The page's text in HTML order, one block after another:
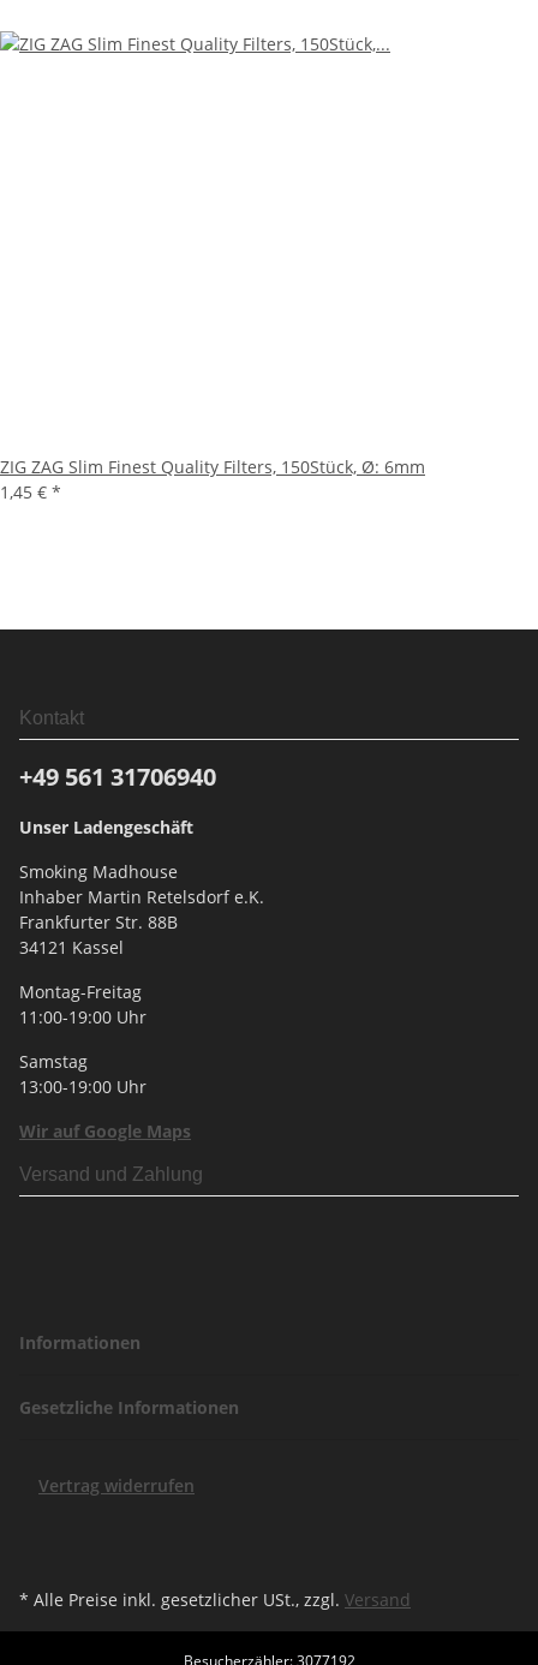
ZIG ZAG Slim Finest Quality Filters, 150Stück, Ø: 6mm
1,45 € *
Kontakt
+49 561 31706940
Unser Ladengeschäft
Smoking Madhouse
Inhaber Martin Retelsdorf e.K.
Frankfurter Str. 88B
34121 Kassel
Montag-Freitag
11:00-19:00 Uhr
Samstag
13:00-19:00 Uhr
Wir auf Google Maps
Versand und Zahlung
Informationen
Gesetzliche Informationen
Vertrag widerrufen
* Alle Preise inkl. gesetzlicher USt., zzgl. Versand
Besucherzähler: 3077192